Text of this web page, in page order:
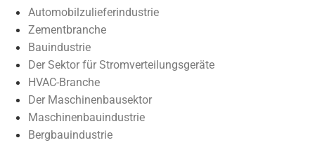
Automobilzulieferindustrie
Zementbranche
Bauindustrie
Der Sektor für Stromverteilungsgeräte
HVAC-Branche
Der Maschinenbausektor
Maschinenbauindustrie
Bergbauindustrie